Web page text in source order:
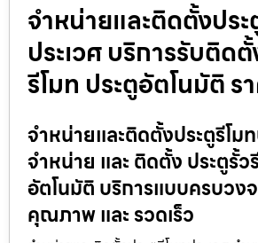
จำหน่ายและติดตั้งประ
ประเวศ บริการรับติด
รีโมท ประตูอัตโนมัติ ร
จำหน่ายและติดตั้งประตูรีโมท
จำหน่าย และ ติดตั้ง ประตูรั้ว
อัตโนมัติ บริการแบบครบวง
คุณภาพ และ รวดเร็ว